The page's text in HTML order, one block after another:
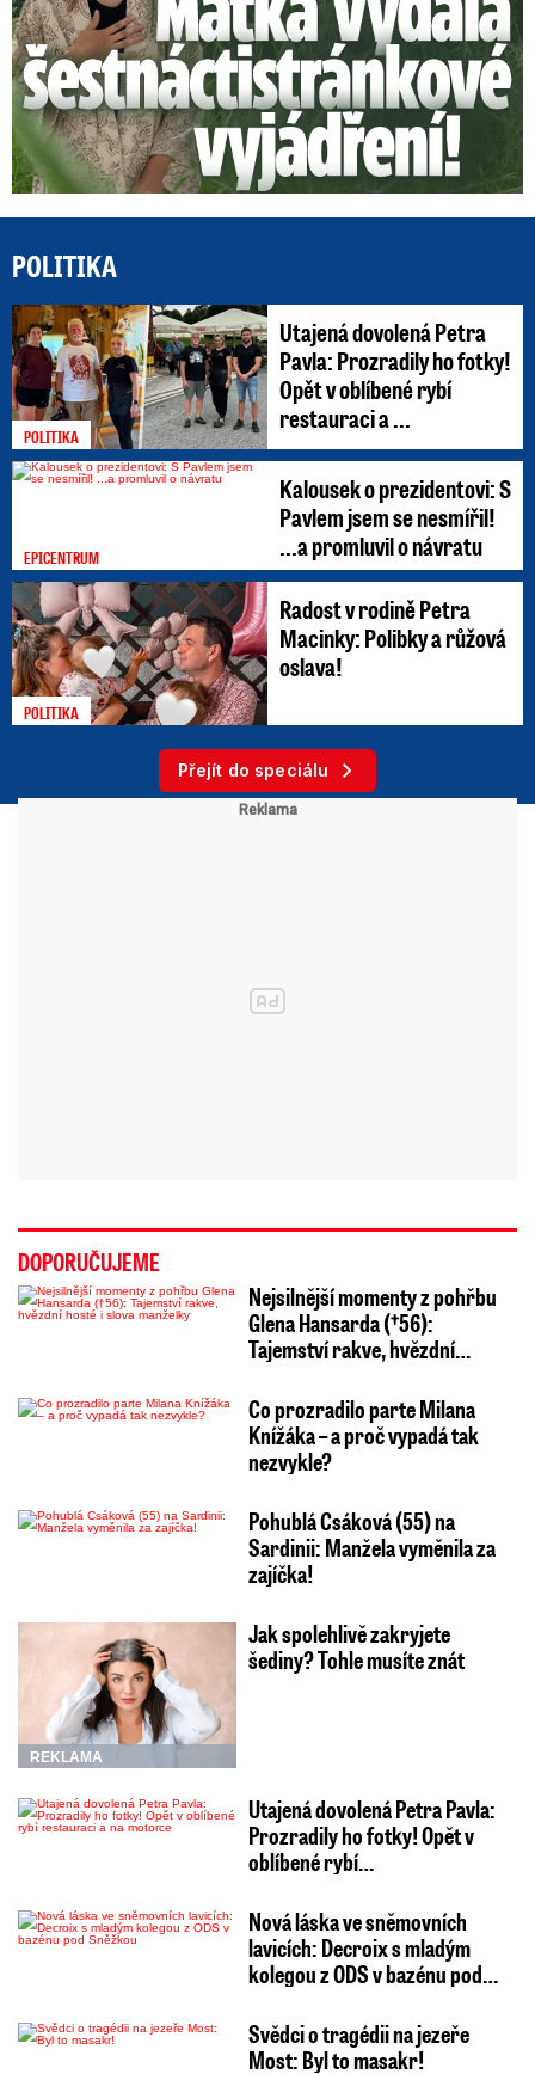
POLITIKA
POLITIKA
Utajená dovolená Petra
Pavla: Prozradily ho fotky!
Opět v oblíbené rybí
restauraci a ...
EPICENTRUM
Kalousek o prezidentovi: S
Pavlem jsem se nesmířil!
...a promluvil o návratu
POLITIKA
Radost v rodině Petra
Macinky: Polibky a růžová
oslava!
Přejít do speciálu
DOPORUČUJEME
Nejsilnější momenty z pohřbu
Glena Hansarda (†56):
Tajemství rakve, hvězdní…
Co prozradilo parte Milana
Knížáka – a proč vypadá tak
nezvykle?
Pohublá Csáková (55) na
Sardinii: Manžela vyměnila za
zajíčka!
REKLAMA
Jak spolehlivě zakryjete
šediny? Tohle musíte znát
Utajená dovolená Petra Pavla:
Prozradily ho fotky! Opět v
oblíbené rybí…
Nová láska ve sněmovních
lavicích: Decroix s mladým
kolegou z ODS v bazénu pod…
Svědci o tragédii na jezeře
Most: Byl to masakr!